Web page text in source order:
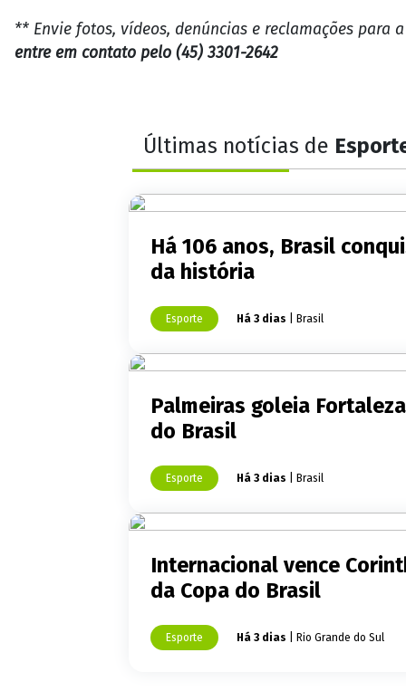
** Envie fotos, vídeos, denúncias e reclamações para
entre em contato pelo (45) 3301-2642
Últimas notícias de
Há 106 anos, Brasil
da história
Esporte Há 3 dias | Brasil
Palmeiras goleia
do Brasil
Esporte Há 3 dias | Brasil
Internacional vence
da Copa do Brasil
Esporte Há 3 dias | Rio Grande do Sul